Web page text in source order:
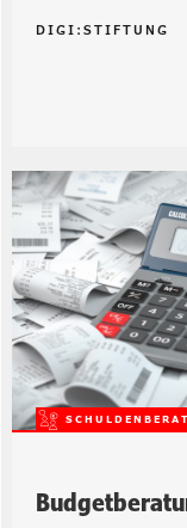
DIGI:STIFTUNG